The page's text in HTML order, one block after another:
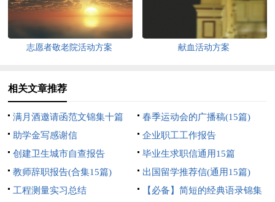
志愿者敬老院活动方案 献血活动方案
相关文章推荐
满月酒邀请函范文锦集十篇
春季运动会的广播稿(15篇)
助学金写感谢信
企业职工工作报告
创建卫生城市自查报告
毕业生求职信通用15篇
教师辞职报告(合集15篇)
出国留学推荐信(通用15篇)
工程测量实习总结
【必备】简短的经典语录锦集